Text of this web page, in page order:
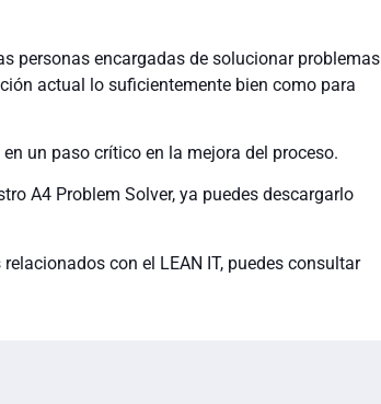
personas encargadas de solucionar problemas
actual lo suficientemente bien como para
un paso crítico en la mejora del proceso.
A4 Problem Solver, ya puedes descargarlo
con el LEAN IT, puedes consultar